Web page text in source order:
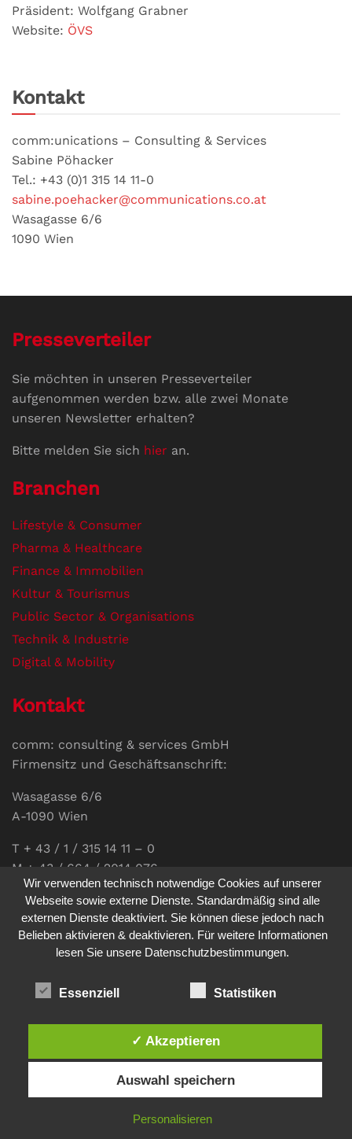
Präsident: Wolfgang Grabner
Website: ÖVS
Kontakt
comm:unications – Consulting & Services
Sabine Pöhacker
Tel.: +43 (0)1 315 14 11-0
sabine.poehacker@communications.co.at
Wasagasse 6/6
1090 Wien
Presseverteiler
Sie möchten in unseren Presseverteiler
aufgenommen werden bzw. alle zwei Monate
unseren Newsletter erhalten?
Bitte melden Sie sich hier an.
Branchen
Lifestyle & Consumer
Pharma & Healthcare
Finance & Immobilien
Kultur & Tourismus
Public Sector & Organisations
Technik & Industrie
Digital & Mobility
Kontakt
comm: consulting & services GmbH
Firmensitz und Geschäftsanschrift:
Wasagasse 6/6
A-1090 Wien
T + 43 / 1 / 315 14 11 – 0
M + 43 / 664 / 2014 076
E-Mail:office@communications.co.at
Homepage:www.communications.co.at
UID: ATU 811 196 56
Sabine Pöhacker MSc.
Datenschutz
den Punkt. - Site made bysfe
Wir verwenden technisch notwendige Cookies auf unserer
Webseite sowie externe Dienste. Standardmäßig sind alle
externen Dienste deaktiviert. Sie können diese jedoch nach
Belieben aktivieren & deaktivieren. Für weitere Informationen
lesen Sie unsere Datenschutzbestimmungen.
Essenziell Statistiken
✓ Akzeptieren
Auswahl speichern
Personalisieren